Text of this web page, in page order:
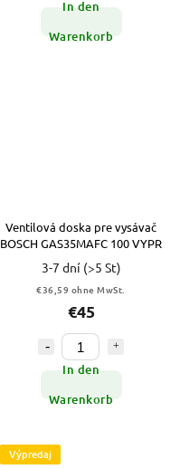
In den
Warenkorb
Ventilová doska pre vysávač
BOSCH GAS35MAFC 100 VYPR
3-7 dní (>5 St)
€36,59 ohne MwSt.
€45
In den
Warenkorb
Výpredaj